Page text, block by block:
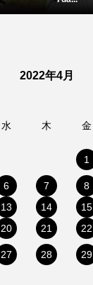
2022年4月
水 木 金
1
6 7 8
13 14 15
20 21 22
27 28 29